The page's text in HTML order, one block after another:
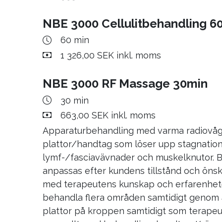
Kombination av olika fasciatekniker
Prolaxsys) för att släppa stagnationer och
ärrbildningen mer elastisk vilket kan leda
smärta, irritation, negativ påverkan på
närliggande område. Ärren kan även bli
hårda och synliga.
ha helkroppsmassage eller har fler än ett
boka 75 minuter istället. Du väljer själv
vill behandla. Du kan tex välja
Gravidmassage 45 min
45 min
995,00 SEK inkl. moms
Du får ligga på en riktig massagebänk
magen, vilket innebär att du kan få
månaden. Vi har även en massagestol om
NBE 3000 Cellulitbehandling
60 min
1 326,00 SEK inkl. moms
NBE 3000 RF Massage 30min
30 min
663,00 SEK inkl. moms
Apparaturbehandling med varma
plattor/handtag som löser upp
lymf-/fasciavävnader och muskelknutor.
anpassas efter kundens tillstånd och
med terapeutens kunskap och
behandla flera områden samtidigt
plattor på kroppen samtidigt som